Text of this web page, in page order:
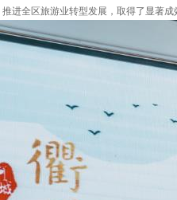
进全区旅游业转型发展，取得了显著成